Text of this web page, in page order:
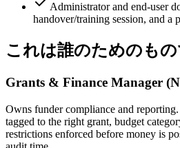
Administrator and end-user
handover/training session, and
これは誰のためのも
Grants & Finance Manager
Owns funder compliance and
tagged to the right grant, budget
restrictions enforced before money is